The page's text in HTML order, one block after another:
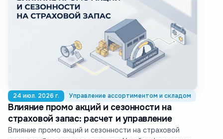
24 июл. 2026 г. Управление ассортиментом и складом
Влияние промо акций и сезонности на
страховой запас: расчет и управление
Влияние промо акций и сезонности на страховой